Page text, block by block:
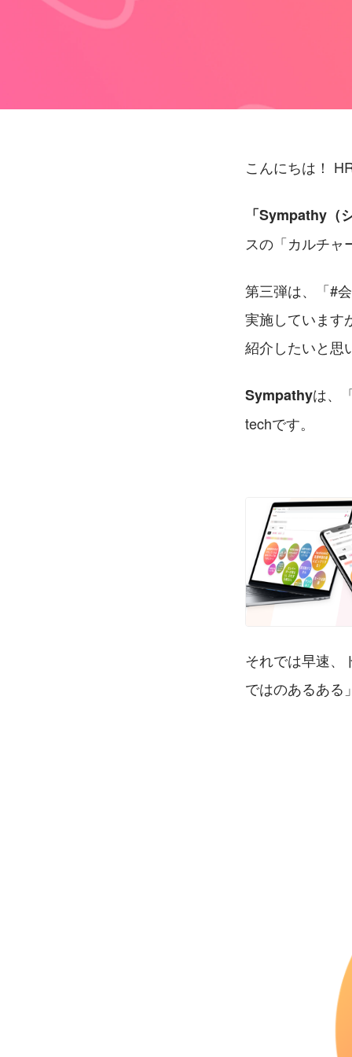
こんにちは！
「Sympathy（
スの「カルチャ
第三弾は、「#
実施しています
紹介した
Sympathyは、
techです。
それでは早速、
ではのあるある